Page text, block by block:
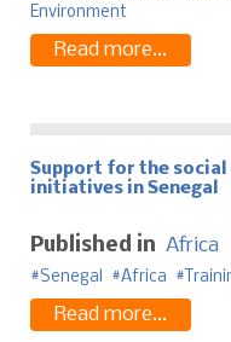
Environment
Read more...
Support for the
initiatives in Senegal
Published in Africa
Senegal Africa
Read more...